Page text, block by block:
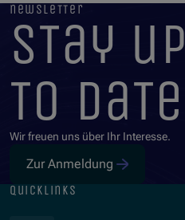
newsletter
stay up
to date
Wir freuen uns über Ihr Interesse.
Zur Anmeldung
quicklinks